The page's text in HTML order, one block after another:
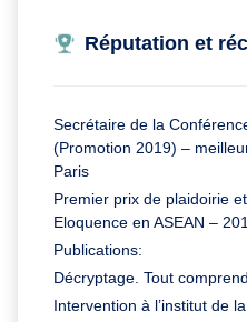
Réputation et
Secrétaire de la
(Promotion 2019) –
Paris
Premier prix de plaidoirie
Eloquence en ASEAN –
Publications:
Décryptage. Tout
Intervention à l’institut de